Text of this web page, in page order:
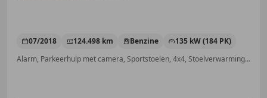
07/2018 124.498 km Benzine
135 kW (184 PK)
Alarm, Parkeerhulp met camera, Sportstoelen, 4x4, Stoelverwarming, Boordcomputer, Geheel digitaal combi-instrument, LED verlichting